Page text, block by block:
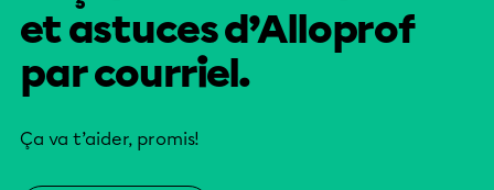
et astuces d’Alloprof
par courriel.
Ça va t’aider, promis!